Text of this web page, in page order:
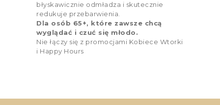
błyskawicznie odmładza i skutecznie
redukuje przebarwienia.
Dla osób 65+, które zawsze chcą
wyglądać i czuć się młodo.
Nie łączy się z promocjami Kobiece Wtorki
i Happy Hours